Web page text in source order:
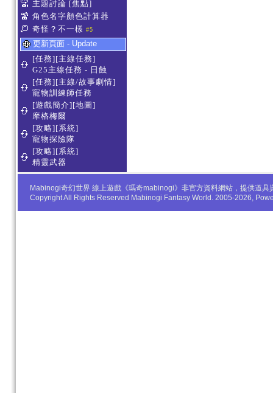
主題討論 [焦點]
角色名字顏色計算器
奇怪？不一樣 #5
更新頁面 - Update
[任務][主線任務]
G25主線任務 - 日蝕
[任務][主線/故事劇情]
寵物訓練師任務
[遊戲簡介][地圖]
摩格梅爾
[攻略][系統]
寵物探險隊
[攻略][系統]
精靈武器
Mabinogi奇幻世界 線上遊戲《瑪奇mabinogi》非官方資料網站，提供道
Copyright All Rights Reserved Mabinogi Fantasy World. 2005-2026,